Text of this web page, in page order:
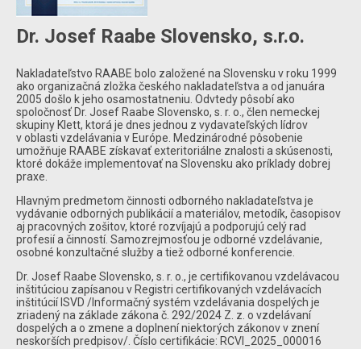
Dr. Josef Raabe Slovensko, s.r.o.
Nakladateľstvo RAABE bolo založené na Slovensku v roku 1999
ako organizačná zložka českého nakladateľstva a od januára
2005 došlo k jeho osamostatneniu. Odvtedy pôsobí ako
spoločnosť Dr. Josef Raabe Slovensko, s. r. o., člen nemeckej
skupiny Klett, ktorá je dnes jednou z vydavateľských lídrov
v oblasti vzdelávania v Európe. Medzinárodné pôsobenie
umožňuje RAABE získavať exteritoriálne znalosti a skúsenosti,
ktoré dokáže implementovať na Slovensku ako príklady dobrej
praxe.
Hlavným predmetom činnosti odborného nakladateľstva je
vydávanie odborných publikácií a materiálov, metodík, časopisov
aj pracovných zošitov, ktoré rozvíjajú a podporujú celý rad
profesií a činností. Samozrejmosťou je odborné vzdelávanie,
osobné konzultačné služby a tiež odborné konferencie.
Dr. Josef Raabe Slovensko, s. r. o., je certifikovanou vzdelávacou
inštitúciou zapísanou v Registri certifikovaných vzdelávacích
inštitúcií ISVD /Informačný systém vzdelávania dospelých je
zriadený na základe zákona č. 292/2024 Z. z. o vzdelávaní
dospelých a o zmene a doplnení niektorých zákonov v znení
neskorších predpisov/. Číslo certifikácie: RCVI_2025_000016